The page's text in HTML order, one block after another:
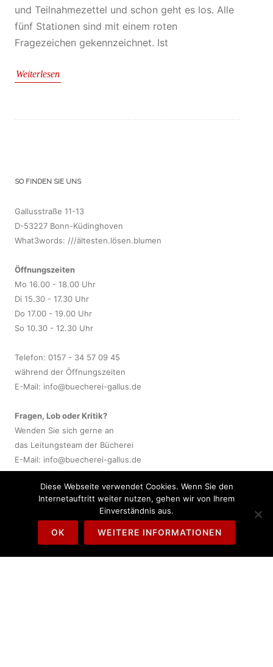
und Teilnahmezettel und schon geht es los. Alle
fünf Stationen sind mit einem roten
Fragezeichen gekennzeichnet. Ist
Weiterlesen
SO FINDEN SIE UNS
Gallusstraße 11-13
D-53227 Bonn-Küdinghoven
What3words: ///ältesten.lösen.blumen
Öffnungszeiten
Mo 16.00 - 18.00 Uhr
Di 15.30 - 17.30 Uhr
Do 17.00 - 19.00 Uhr
So 10.30 - 12.30 Uhr
Telefon: 0157 - 34 57 09 45
während der Öffnungszeiten
E-Mail: info@buecherei-gallus.de
Fragen, Lob oder Kritik?
Wenden Sie sich gerne an
das Leitungsteam der Bücherei
E-Mail: info@buecherei-gallus.de
Wir werden uns bei Kontakt-
aufnahme zeitnah um Ihr
Diese Webseite verwendet Cookies. Wenn Sie den
Internetauftritt weiter nutzen, gehen wir von Ihrem
Einverständnis aus.
OK WEITERE INFORMATIONEN